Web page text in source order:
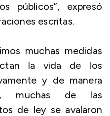
públicos”, expresó
escritas.
muchas medidas
la vida de los
y de manera
muchas de las
de ley se avalaron